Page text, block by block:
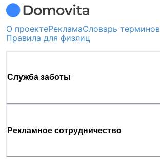
О проектеРекламаСловарь терминов
Правила для физлиц
Служба заботы
Рекламное сотрудничество